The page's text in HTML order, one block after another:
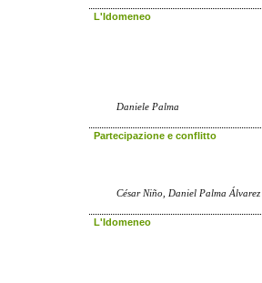
L'Idomeneo
Daniele Palma
Partecipazione e conflitto
César Niño, Daniel Palma Álvarez
L'Idomeneo